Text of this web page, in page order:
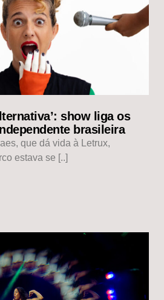
show liga os
brasileira
que dá vida à Letrux,
estava se [..]